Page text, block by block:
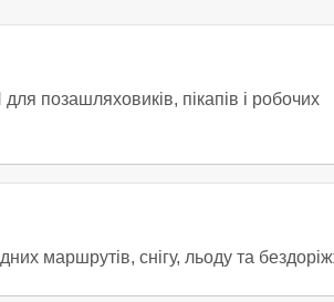
позашляховиків, пікапів і робочих
маршрутів, снігу, льоду та